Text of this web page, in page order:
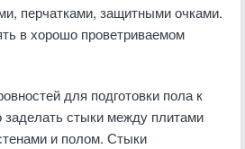
перчатками, защитными очками.
в хорошо проветриваемом
для подготовки пола к
заделать стыки между плитами
и полом. Стыки